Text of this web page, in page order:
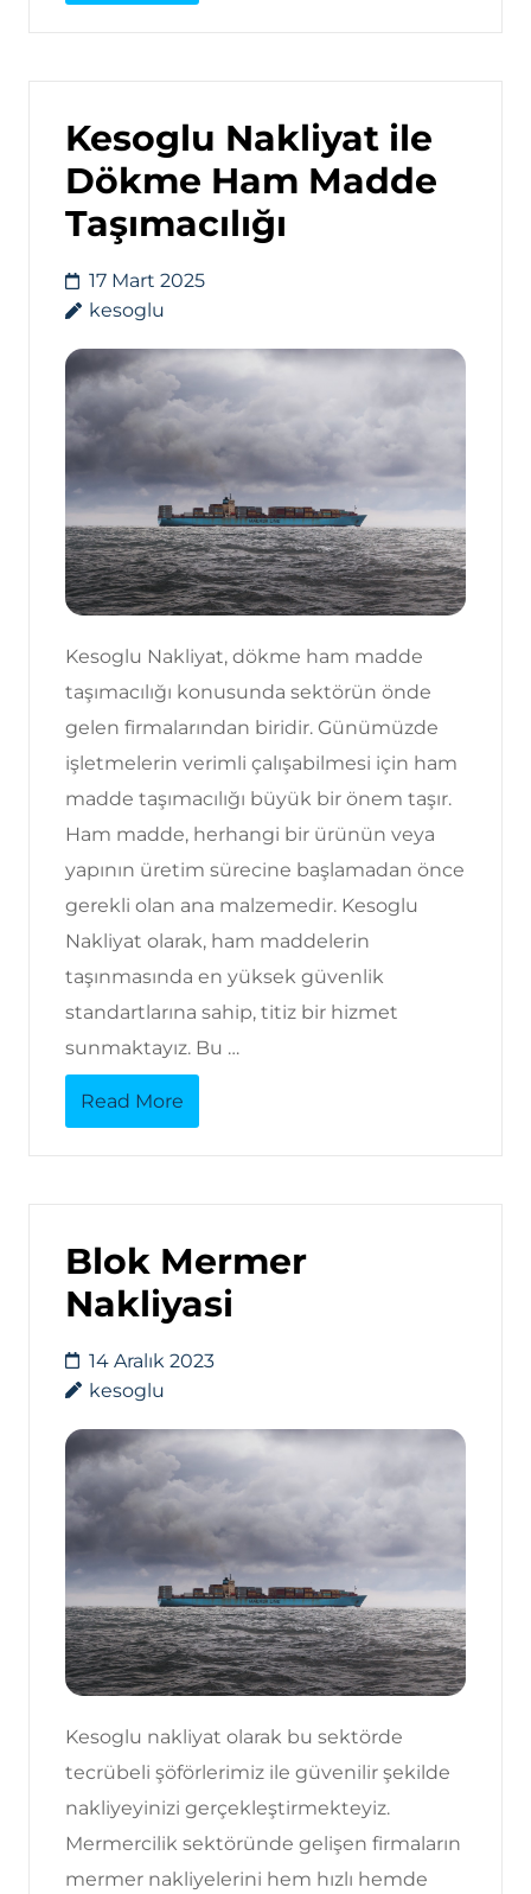
Kesoglu Nakliyat ile
Dökme Ham Madde
Taşımacılığı
17 Mart 2025
kesoglu
Kesoglu Nakliyat, dökme ham madde
taşımacılığı konusunda sektörün önde
gelen firmalarından biridir. Günümüzde
işletmelerin verimli çalışabilmesi için ham
madde taşımacılığı büyük bir önem taşır.
Ham madde, herhangi bir ürünün veya
yapının üretim sürecine başlamadan önce
gerekli olan ana malzemedir. Kesoglu
Nakliyat olarak, ham maddelerin
taşınmasında en yüksek güvenlik
standartlarına sahip, titiz bir hizmet
sunmaktayız. Bu …
Read More
Blok Mermer
Nakliyasi
14 Aralık 2023
kesoglu
Kesoglu nakliyat olarak bu sektörde
tecrübeli şöförlerimiz ile güvenilir şekilde
nakliyeyinizi gerçekleştirmekteyiz.
Mermercilik sektöründe gelişen firmaların
mermer nakliyelerini hem hızlı hemde